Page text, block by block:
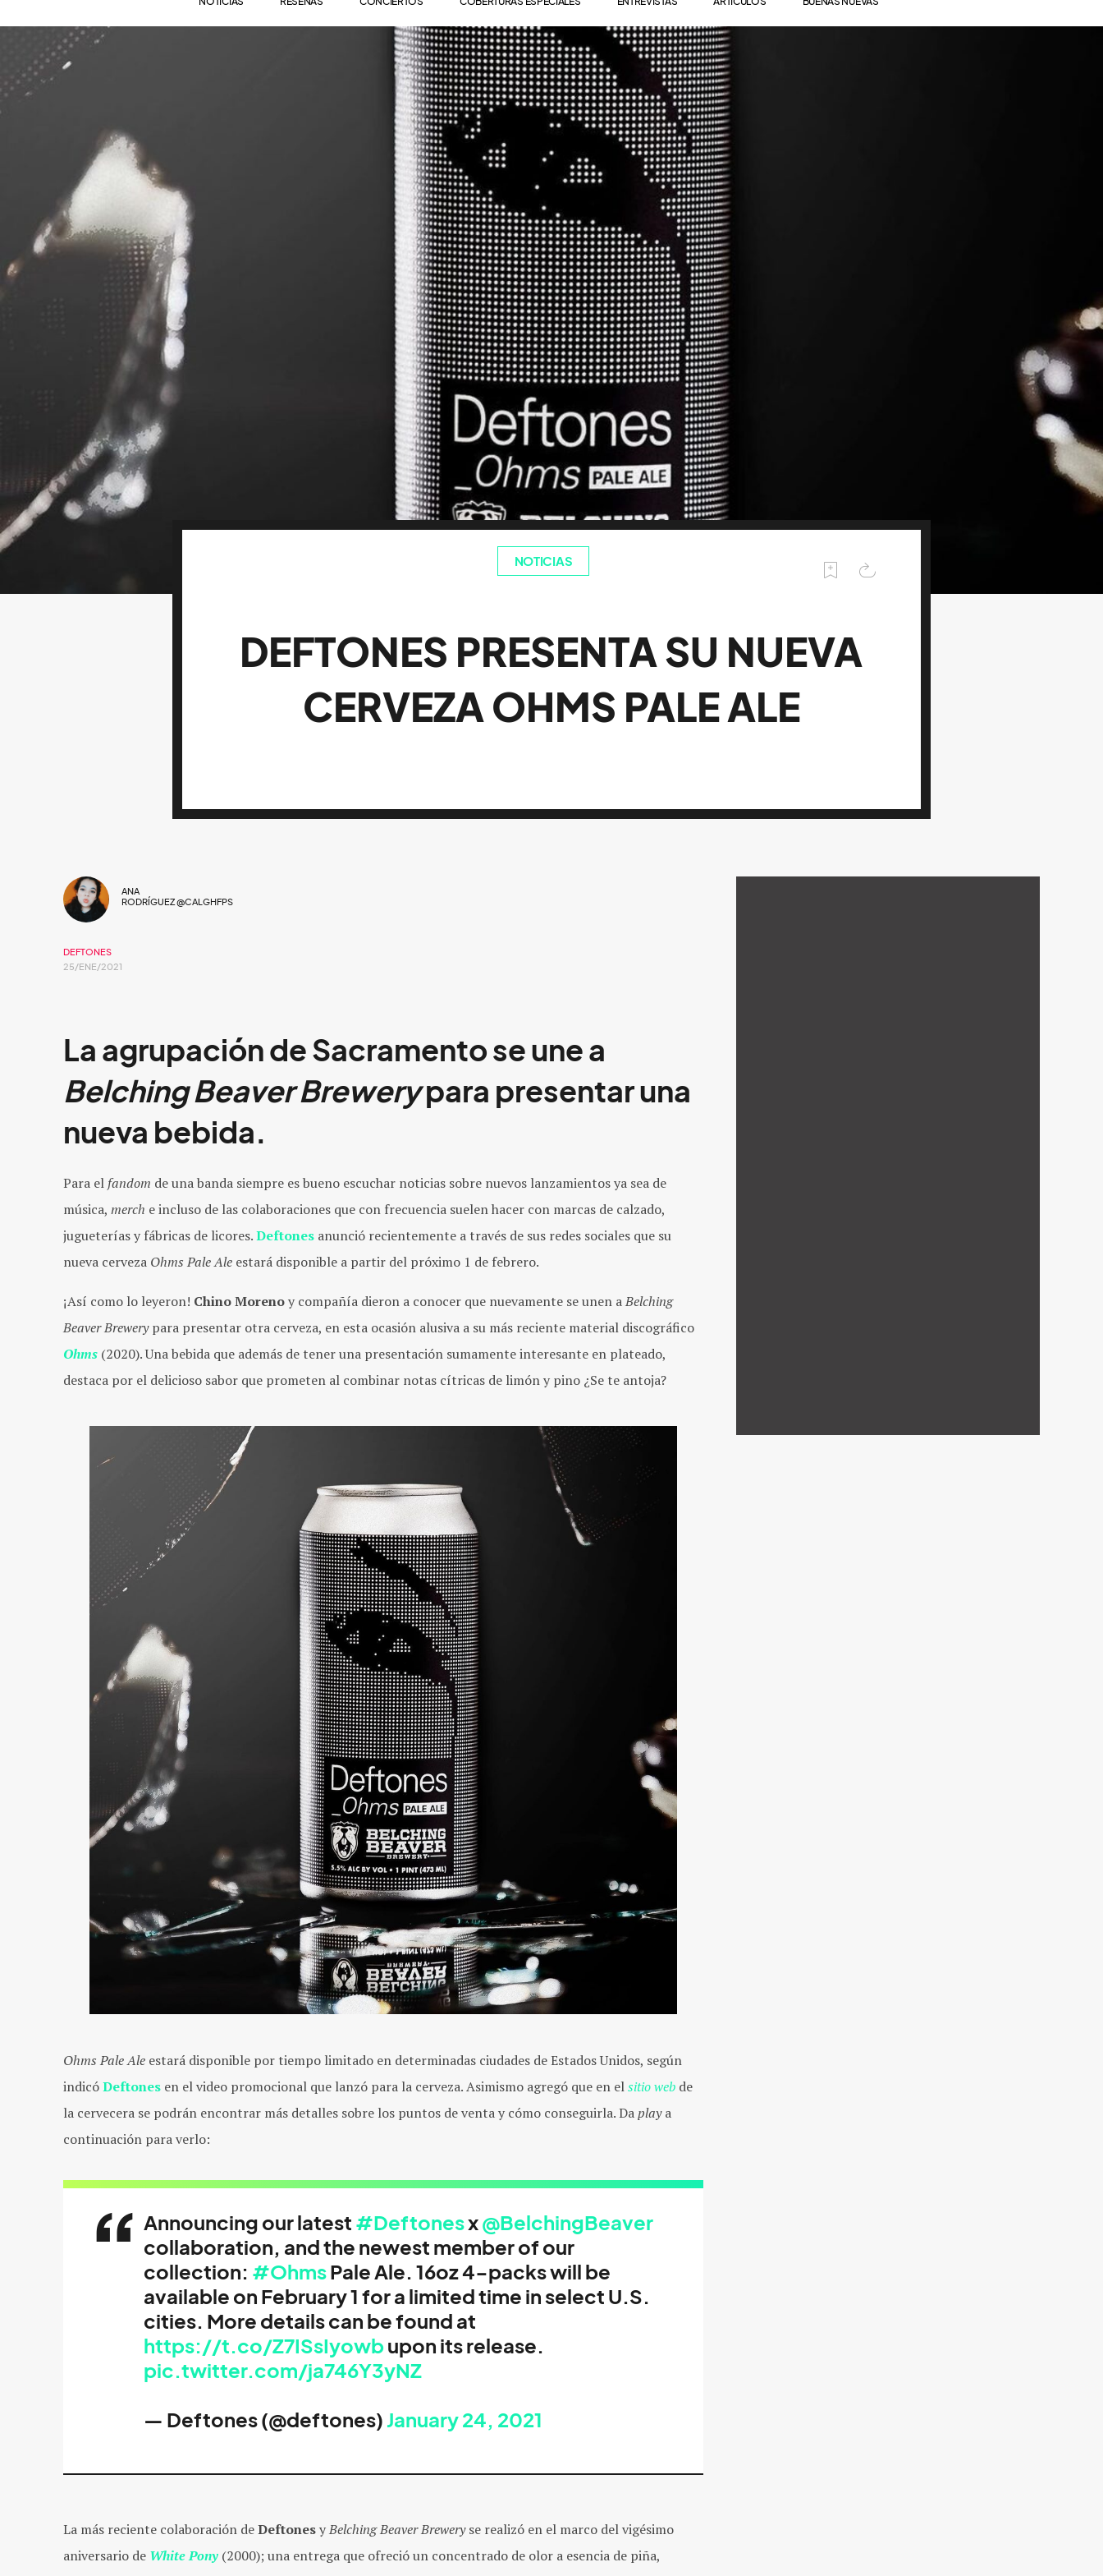
NOTICIAS
DEFTONES PRESENTA SU NUEVA
CERVEZA OHMS PALE ALE
ANA
RODRÍGUEZ @CALGHFPS
DEFTONES
25/ENE/2021
La agrupación de Sacramento se une a
Belching Beaver Brewerypara presentar una
nueva bebida.
Para el fandom de una banda siempre es bueno escuchar noticias sobre nuevos lanzamientos ya sea de
música, merch e incluso de las colaboraciones que con frecuencia suelen hacer con marcas de calzado,
jugueterías y fábricas de licores.Deftones anunció recientemente a través de sus redes sociales que su
nueva cerveza Ohms Pale Ale estará disponible a partir del próximo 1 de febrero.
¡Así como lo leyeron! Chino Morenoy compañía dieron a conocer que nuevamente se unen aBelching
Beaver Brewerypara presentar otra cerveza, en esta ocasión alusiva a su más reciente material discográfico
Ohms (2020). Una bebida que además de tener una presentación sumamente interesante en plateado,
destaca por el delicioso sabor que prometen al combinar notas cítricas de limón y pino ¿Se te antoja?
Ohms Pale Ale estará disponible por tiempo limitado en determinadas ciudades de Estados Unidos, según
indicóDeftones en el video promocional que lanzó para la cerveza. Asimismo agregó que en elsitio web de
la cervecera se podrán encontrar más detalles sobre los puntos de venta y cómo conseguirla. Daplaya
continuación para verlo:
Announcing our latest #Deftonesx@BelchingBeaver
collaboration, and the newest member of our
collection: #OhmsPale Ale. 16oz 4-packs will be
available on February 1 for a limited time in select U.S.
cities. More details can be found at
https://t.co/Z7ISsIyowbupon its release.
pic.twitter.com/ja746Y3yNZ
— Deftones (@deftones) January 24, 2021
La más reciente colaboración deDeftonesyBelching Beaver Breweryse realizó en el marco del vigésimo
aniversario de White Pony (2000); una entrega que ofreció un concentrado de olor a esencia de piña,